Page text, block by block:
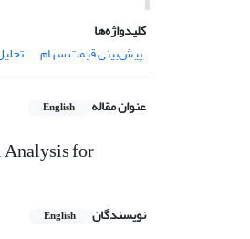
کلیدواژه‌ها
پیش‌بینی قیمت سهام
عنوان مقاله English
for
نویسندگان English